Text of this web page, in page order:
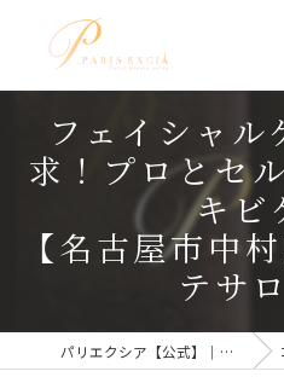
フェイシャル
求！プロとセ
キビ
【名古屋市中
テサ
パリエクシア【公式】｜名古屋駅のトータルビューティーサロン